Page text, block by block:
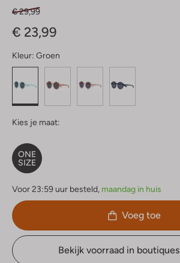
€ 29,99
€ 23,99
Kleur: Groen
Kies je maat:
ONE
SIZE
Voor 23:59 uur besteld, maandag in huis
Voeg toe
Bekijk voorraad in boutiques